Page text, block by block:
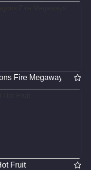
Fire Megaways
Fruit